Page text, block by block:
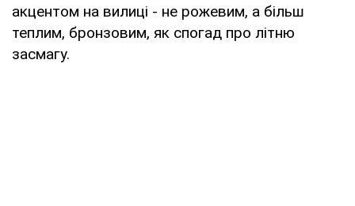
акцентом на вилиці - не рожевим, а більш
теплим, бронзовим, як спогад про літню
засмагу.